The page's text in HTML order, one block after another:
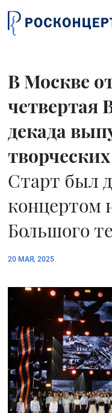
В Москве
четвертая
декада
Старт был
концертом
Большого
20 МАЯ, 2025